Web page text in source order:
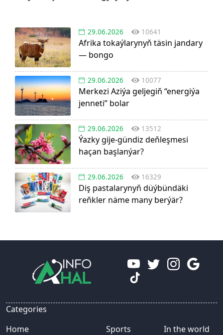
29.06.2026 10641
Afrika tokaýlarynyň täsin jandary
— bongo
29.06.2026 10077
Merkezi Aziýa geljegiň “energiýa
jenneti” bolar
29.06.2026 13512
Ýazky gije-gündiz deňleşmesi
haçan başlanýar?
29.06.2026 16329
Diş pastalarynyň düýbündäki
reňkler näme many berýär?
Categories
Home
Sports
In the world